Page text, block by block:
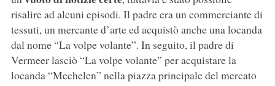
risalire ad alcuni episodi. Il padre era un commerciante di
tessuti, un mercante d’arte ed acquistò anche una locanda
dal nome “La volpe volante”. In seguito, il padre di
Vermeer lasciò “La volpe volante” per acquistare la
locanda “Mechelen” nella piazza principale del mercato